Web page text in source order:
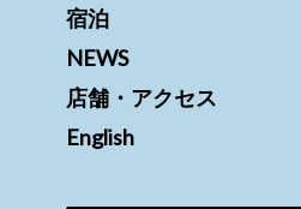
宿泊
NEWS
店舗・アクセス
English